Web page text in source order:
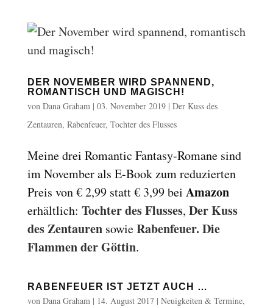
DER NOVEMBER WIRD SPANNEND,
ROMANTISCH UND MAGISCH!
von Dana Graham| 03. November 2019| Der Kuss des
Zentauren, Rabenfeuer, Tochter des Flusses
Meine drei Romantic Fantasy-Romane sind
im November als E-Book zum reduzierten
Preis von € 2,99 statt € 3,99 bei Amazon
erhältlich: Tochter des Flusses, Der Kuss
des ZentaurensowieRabenfeuer. Die
Flammen der Göttin.
RABENFEUER IST JETZT AUCH …
von Dana Graham| 14. August 2017| Neuigkeiten & Termine,